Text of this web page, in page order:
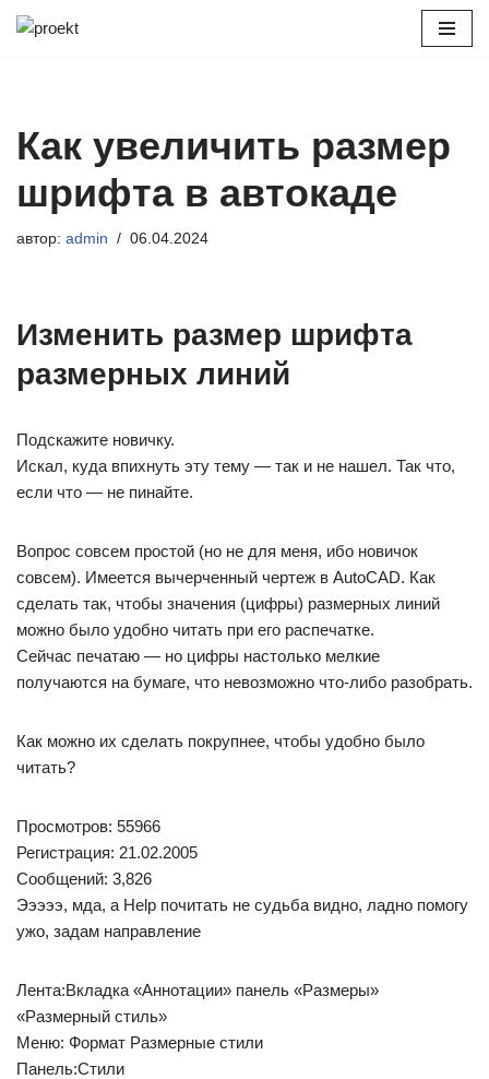
Как увеличить размер
шрифта в автокаде
автор: admin 06.04.2024
Изменить размер шрифта
размерных линий
Подскажите новичку.
Искал, куда впихнуть эту тему — так и не нашел. Так что,
если что — не пинайте.
Вопрос совсем простой (но не для меня, ибо новичок
совсем). Имеется вычерченный чертеж в AutoCAD. Как
сделать так, чтобы значения (цифры) размерных линий
можно было удобно читать при его распечатке.
Сейчас печатаю — но цифры настолько мелкие
получаются на бумаге, что невозможно что-либо разобрать.
Как можно их сделать покрупнее, чтобы удобно было
читать?
Просмотров: 55966
Регистрация: 21.02.2005
Сообщений: 3,826
Эээээ, мда, а Help почитать не судьба видно, ладно помогу
ужо, задам направление
Лента:Вкладка «Аннотации» панель «Размеры»
«Размерный стиль»
Меню: Формат Размерные стили
Панель:Стили